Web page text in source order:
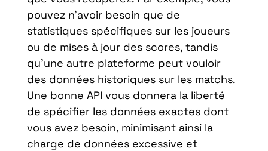
pouvez n’avoir besoin que de
statistiques spécifiques sur les joueurs
ou de mises à jour des scores, tandis
qu’une autre plateforme peut vouloir
des données historiques sur les matchs.
Une bonne API vous donnera la liberté
de spécifier les données exactes dont
vous avez besoin, minimisant ainsi la
charge de données excessive et